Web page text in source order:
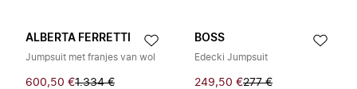
ALBERTA FERRETTI
Jumpsuit met franjes van wol
600,50 €1.334 €
BOSS
Edecki Jumpsuit
249,50 €277 €